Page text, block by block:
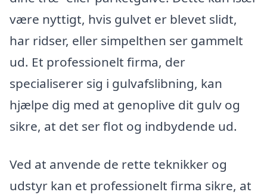
være nyttigt, hvis gulvet er blevet slidt,
har ridser, eller simpelthen ser gammelt
ud. Et professionelt firma, der
specialiserer sig i gulvafslibning, kan
hjælpe dig med at genoplive dit gulv og
sikre, at det ser flot og indbydende ud.
Ved at anvende de rette teknikker og
udstyr kan et professionelt firma sikre, at